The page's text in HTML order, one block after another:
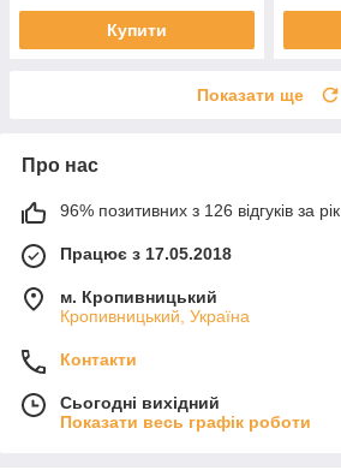
Купити
Показати ще
Про нас
96% позитивних з 126 відгуків за рік
Працює з 17.05.2018
м. Кропивницький
Кропивницький, Україна
Контакти
Сьогодні вихідний
Показати весь графік роботи